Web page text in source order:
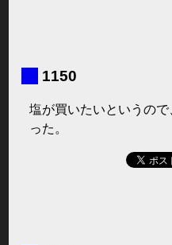
1150
塩が買いたいというの
った。